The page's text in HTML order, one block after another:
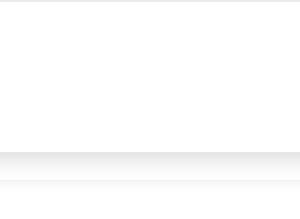
dicari